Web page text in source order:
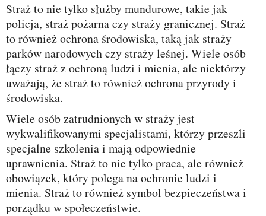
Straż to nie tylko służby mundurowe, takie jak
policja, straż pożarna czy straży granicznej. Straż
to również ochrona środowiska, taką jak straży
parków narodowych czy straży leśnej. Wiele osób
łączy straż z ochroną ludzi i mienia, ale niektórzy
uważają, że straż to również ochrona przyrody i
środowiska.
Wiele osób zatrudnionych w straży jest
wykwalifikowanymi specjalistami, którzy przeszli
specjalne szkolenia i mają odpowiednie
uprawnienia. Straż to nie tylko praca, ale również
obowiązek, który polega na ochronie ludzi i
mienia. Straż to również symbol bezpieczeństwa i
porządku w społeczeństwie.